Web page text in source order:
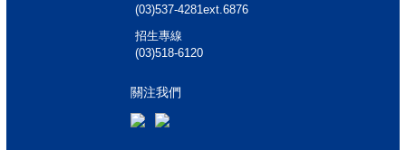
(03)537-4281ext.6876
招生專線
(03)518-6120
關注我們